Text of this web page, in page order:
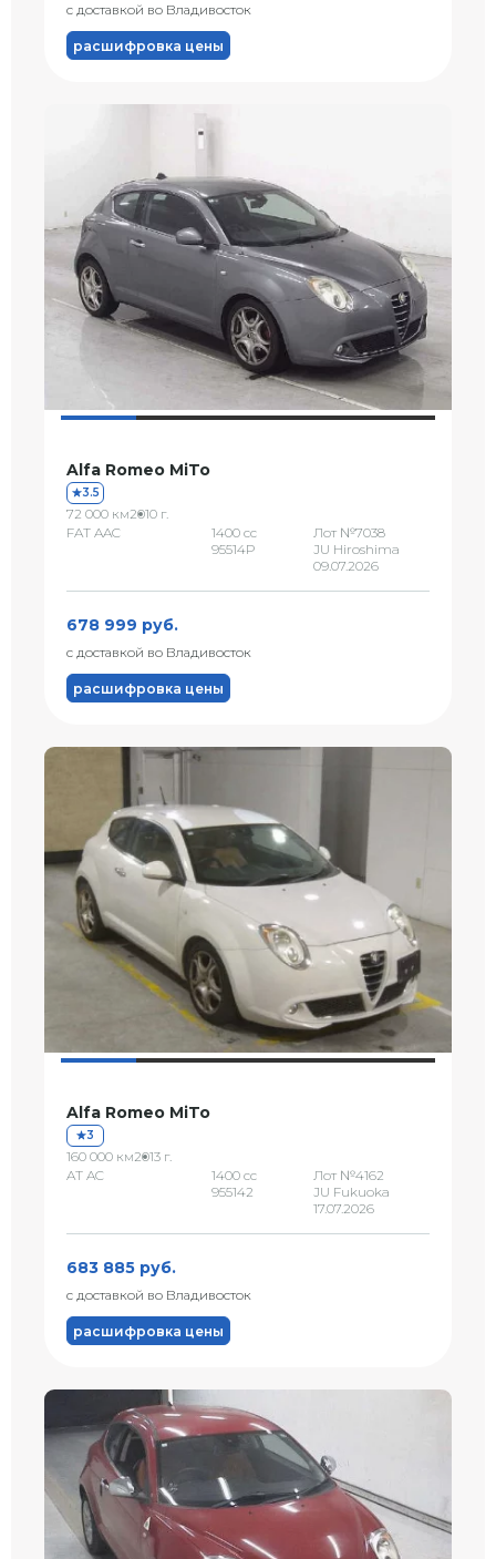
с доставкой во Владивосток
расшифровка цены
Alfa Romeo MiTo
3.5
72 000 км2010 г.
FAT AAC
1400 сс
95514P
Лот №7038
JU Hiroshima
09.07.2026
678 999 руб.
с доставкой во Владивосток
расшифровка цены
Alfa Romeo MiTo
3
160 000 км2013 г.
AT AC
1400 сс
955142
Лот №4162
JU Fukuoka
17.07.2026
683 885 руб.
с доставкой во Владивосток
расшифровка цены